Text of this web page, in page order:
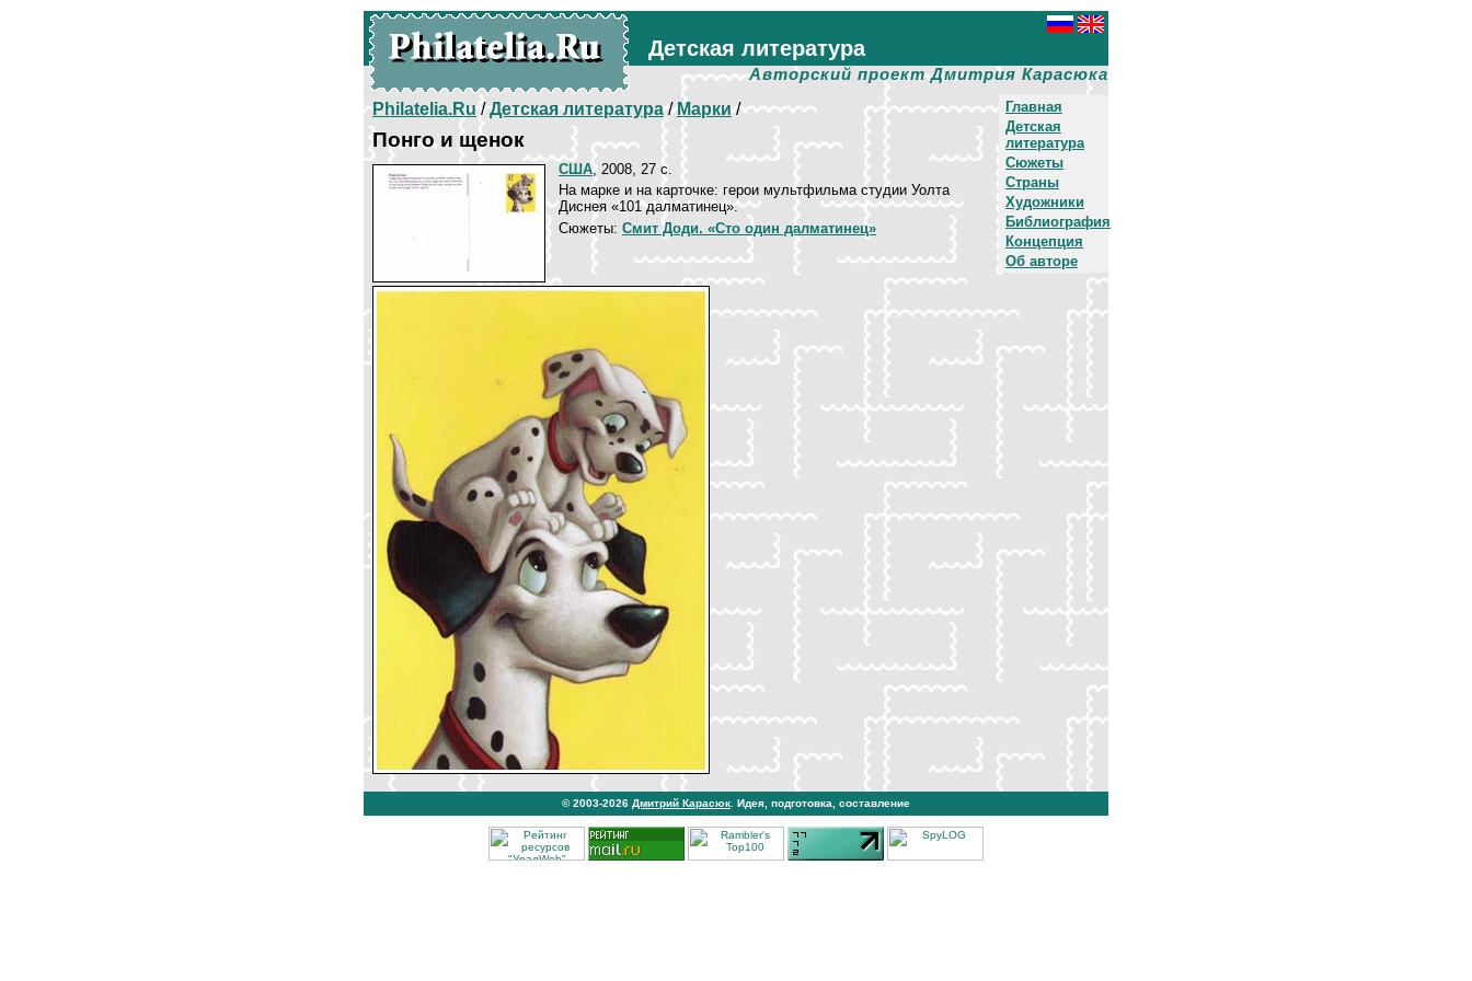
Детская литература
Авторский проект Дмитрия Карасюка
Главная
Детская
литература
Сюжеты
Страны
Художники
Библиография
Концепция
Об авторе
Philatelia.Ru/Детская литература/Марки/
Понго и щенок
США, 2008, 27 c.
На марке и на карточке: герои мультфильма студии Уолта
Диснея «101 далматинец».
Сюжеты: Смит Доди. «Сто один далматинец»
© 2003-2026 Дмитрий Карасюк . Идея, подготовка, составление